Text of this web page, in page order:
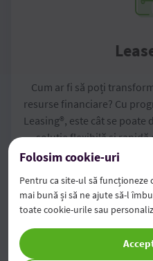
Cum ar fi să poți
resurse financiare? Cu
Leasing®, este cât se poate
soluție flexibilă și
lichidități necesare
Folosim cookie-uri
Pentru ca site-ul să funcționeze
mai bună și să ne ajute să-l
toate cookie-urile sau